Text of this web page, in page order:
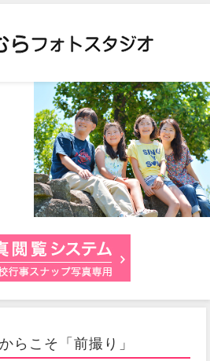
らこそ「前撮り」